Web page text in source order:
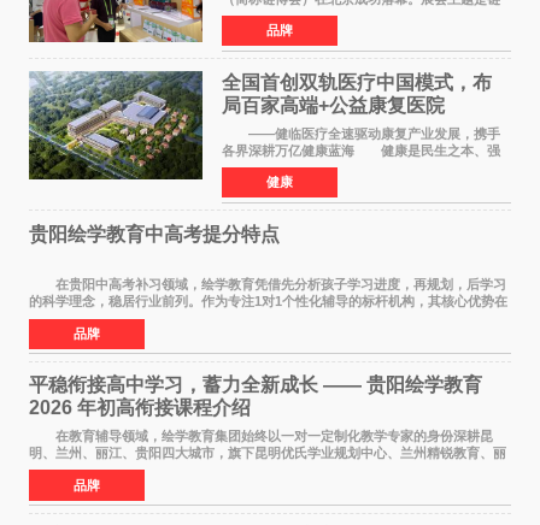
接世界，共创未来，现场设置的6链1展区覆盖了
全产业生态。本届链博会聚焦加快培育发展新质
生产力，实物化地
品牌
全国首创双轨医疗中国模式，布
局百家高端+公益康复医院
——健临医疗全速驱动康复产业发展，携手
各界深耕万亿健康蓝海 健康是民生之本、强
国之基。人民的幸福生活，一个最重要的指标就
是健康。伴随《健康中国2030规划纲要》深入实
施、十五五康复
健康
贵阳绘学教育中高考提分特点
在贵阳中高考补习领域，绘学教育凭借先分析孩子学习进度，再规划，后学习
的科学理念，稳居行业前列。作为专注1对1个性化辅导的标杆机构，其核心优势在
于构建诊断+规划+执行的完整闭环，不仅覆
品牌
平稳衔接高中学习，蓄力全新成长 —— 贵阳绘学教育
2026 年初高衔接课程介绍
在教育辅导领域，绘学教育集团始终以一对一定制化教学专家的身份深耕昆
明、兰州、丽江、贵阳四大城市，旗下昆明优氏学业规划中心、兰州精锐教育、丽
江绘学教育、贵阳绘学教育，凭借 四维定制
品牌